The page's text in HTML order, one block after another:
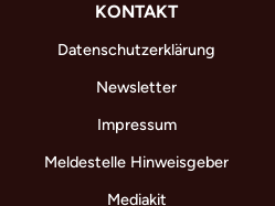
KONTAKT
Datenschutzerklärung
Newsletter
Impressum
Meldestelle Hinweisgeber
Mediakit